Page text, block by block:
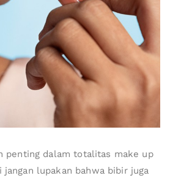
penting dalam totalitas make up
jangan lupakan bahwa bibir juga